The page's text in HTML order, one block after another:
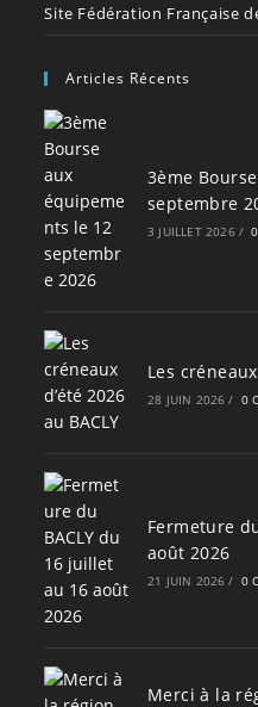
Site Fédération Française
Articles Récents
3ème
septembre
3 JUILLET 2026 /
Les
28 JUIN 2026 / 0
Fermeture
août 2026
21 JUIN 2026 / 0
Merci à la